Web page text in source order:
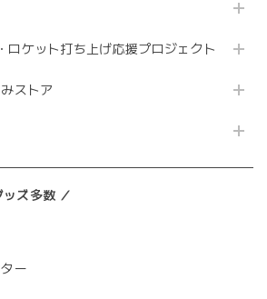
ロケット打ち上げ応援プロジェクト
ストア
ズ多数 ／
ー